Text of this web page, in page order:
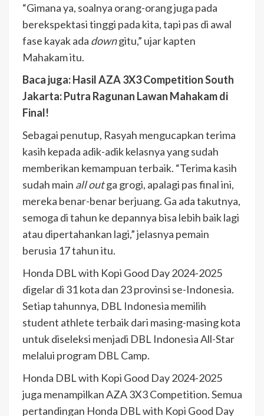
“Gimana ya, soalnya orang-orang juga pada
berekspektasi tinggi pada kita, tapi pas di awal
fase kayak ada downgitu,” ujar kapten
Mahakam itu.
Baca juga: Hasil AZA 3X3 Competition South
Jakarta: Putra Ragunan Lawan Mahakam di
Final!
Sebagai penutup, Rasyah mengucapkan terima
kasih kepada adik-adik kelasnya yang sudah
memberikan kemampuan terbaik. “Terima kasih
sudah main all outga grogi, apalagi pas final ini,
mereka benar-benar berjuang. Ga ada takutnya,
semoga di tahun ke depannya bisa lebih baik lagi
atau dipertahankan lagi,” jelasnya pemain
berusia 17 tahun itu.
Honda DBL with Kopi Good Day 2024-2025
digelar di 31 kota dan 23 provinsi se-Indonesia.
Setiap tahunnya, DBL Indonesia memilih
student athlete terbaik dari masing-masing kota
untuk diseleksi menjadi DBL Indonesia All-Star
melalui program DBL Camp.
Honda DBL with Kopi Good Day 2024-2025
juga menampilkan AZA 3X3 Competition. Semua
pertandingan Honda DBL with Kopi Good Day